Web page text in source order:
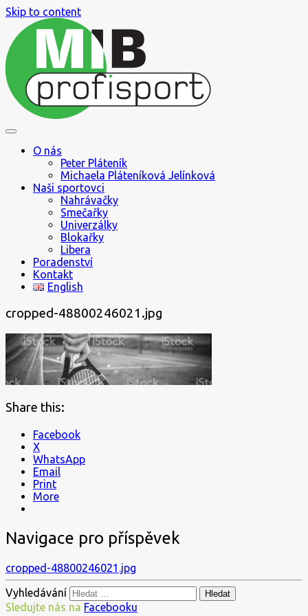
Skip to content
MIB profisport
Jak se pohybovat ve světě sportu
O nás
Peter Pláteník
Michaela Pláteníková Jelínková
Naši sportovci
Nahrávačky
Smečařky
Univerzálky
Blokařky
Libera
Poradenství
Kontakt
English
cropped-48800246021.jpg
Share this:
Facebook
X
WhatsApp
Email
Print
More
Navigace pro příspěvek
cropped-48800246021.jpg
Vyhledávání
Sledujte nás na Facebooku